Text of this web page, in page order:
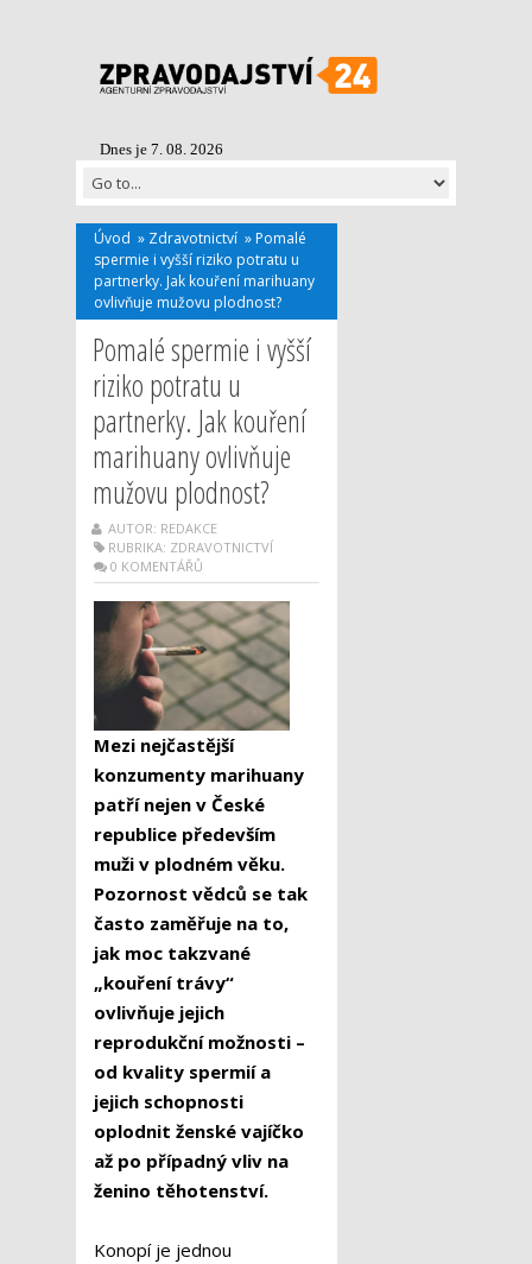
Dnes je 7. 08. 2026
Úvod » Zdravotnictví » Pomalé
spermie i vyšší riziko potratu u
partnerky. Jak kouření marihuany
ovlivňuje mužovu plodnost?
Pomalé spermie i vyšší
riziko potratu u
partnerky. Jak kouření
marihuany ovlivňuje
mužovu plodnost?
AUTOR: REDAKCE
RUBRIKA: ZDRAVOTNICTVÍ
0 KOMENTÁŘŮ
Mezi nejčastější
konzumenty marihuany
patří nejen v České
republice především
muži v plodném věku.
Pozornost vědců se tak
často zaměřuje na to,
jak moc takzvané
„kouření trávy“
ovlivňuje jejich
reprodukční možnosti –
od kvality spermií a
jejich schopnosti
oplodnit ženské vajíčko
až po případný vliv na
ženino těhotenství.
Konopí je jednou